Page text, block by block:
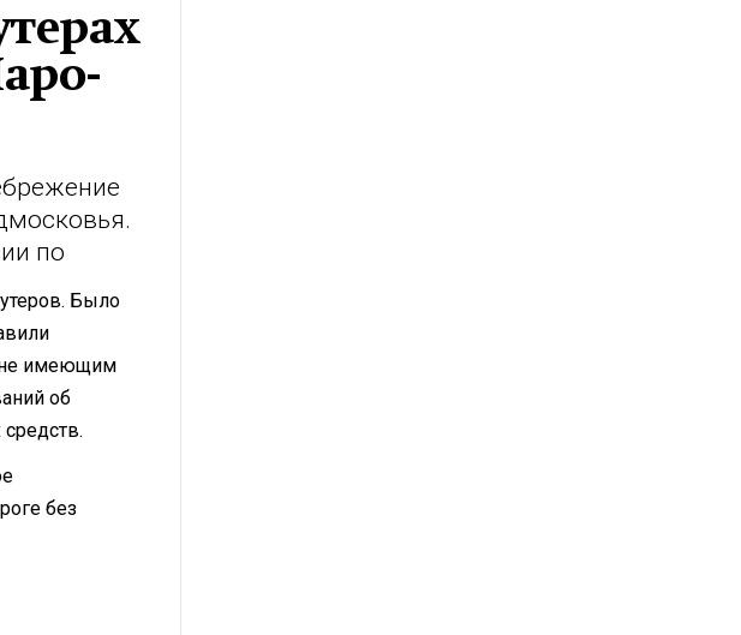
по
Было
не имеющим
об
без